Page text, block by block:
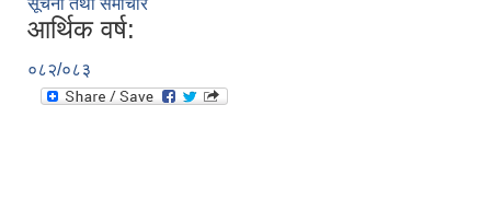
सूचना तथा समाचार
आर्थिक वर्ष:
०८२/०८३